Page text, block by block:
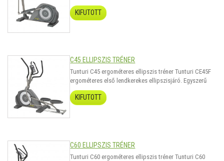
kezelhető ergométeres elliptikus trainer, 28kg-os
lendkerékkel mely 350watt-ig szabályozható. 121
programmal és LCD kijelzővel szerelve. Mindenki
KIFUTOTT
C45 ELLIPSZIS TRÉNER
Tunturi C45 ergométeres ellipszis tréner Tunturi CE45F
ergométeres első lendkerekes ellipszisjáró. Egyszerű
könnyen kezelhető ergométeres ellipszisjáró, 34kg-os
lendítő tömeg, mely 350watt-ig szabályozható. 121
programmal és LCD kijelzővel szerelve. Mindenki
KIFUTOTT
C60 ELLIPSZIS TRÉNER
Tunturi C60 ergométeres ellipszis tréner Tunturi C60